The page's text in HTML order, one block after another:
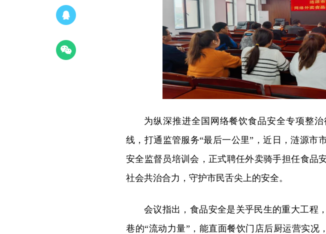
为纵深推进全国网络餐饮食品安全专项整
线，打通监管服务“最后一公里”，近日，涟源市
安全监督员培训会，正式聘任外卖骑手担任食品
社会共治合力，守护市民舌尖上的安全。
会议指出，食品安全是关乎民生的重大工程
巷的“流动力量”，能直面餐饮门店后厨运营实况